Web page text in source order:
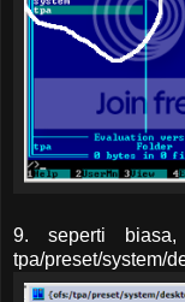
9. seperti
tpa/preset/system/